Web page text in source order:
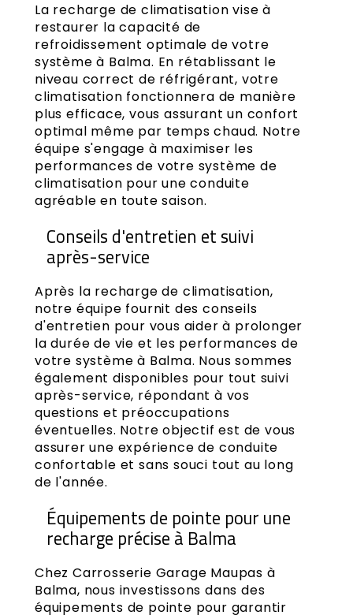
La recharge de climatisation vise à
restaurer la capacité de
refroidissement optimale de votre
système à Balma. En rétablissant le
niveau correct de réfrigérant, votre
climatisation fonctionnera de manière
plus efficace, vous assurant un confort
optimal même par temps chaud. Notre
équipe s'engage à maximiser les
performances de votre système de
climatisation pour une conduite
agréable en toute saison.
Conseils d'entretien et suivi
après-service
Après la recharge de climatisation,
notre équipe fournit des conseils
d'entretien pour vous aider à prolonger
la durée de vie et les performances de
votre système à Balma. Nous sommes
également disponibles pour tout suivi
après-service, répondant à vos
questions et préoccupations
éventuelles. Notre objectif est de vous
assurer une expérience de conduite
confortable et sans souci tout au long
de l'année.
Équipements de pointe pour une
recharge précise à Balma
Chez Carrosserie Garage Maupas à
Balma, nous investissons dans des
équipements de pointe pour garantir